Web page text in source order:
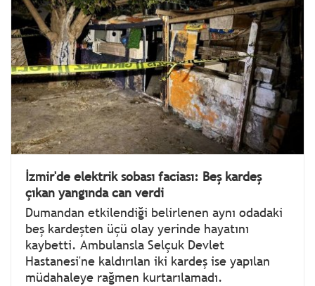
İzmir'de elektrik sobası faciası: Beş kardeş
çıkan yangında can verdi
Dumandan etkilendiği belirlenen aynı odadaki
beş kardeşten üçü olay yerinde hayatını
kaybetti. Ambulansla Selçuk Devlet
Hastanesi'ne kaldırılan iki kardeş ise yapılan
müdahaleye rağmen kurtarılamadı.